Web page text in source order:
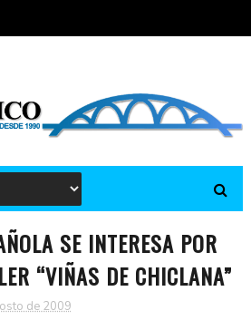
SE INTERESA POR
“VIÑAS DE CHICLANA”
de 2009